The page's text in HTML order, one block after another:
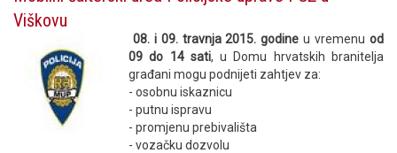
Viškovu
08. i 09. travnja 2015. godine u vremenuod
09 do 14 sati, u Domu hrvatskih branitelja
građani mogu podnijeti zahtjev za:
- osobnu iskaznicu
- putnu ispravu
- promjenu prebivališta
- vozačku dozvolu